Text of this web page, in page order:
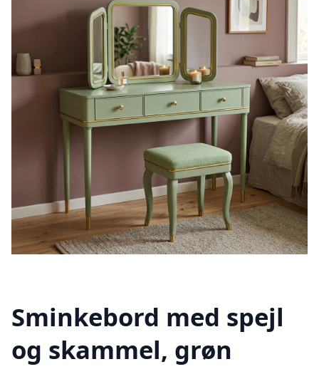
Sminkebord med spejl
og skammel, grøn